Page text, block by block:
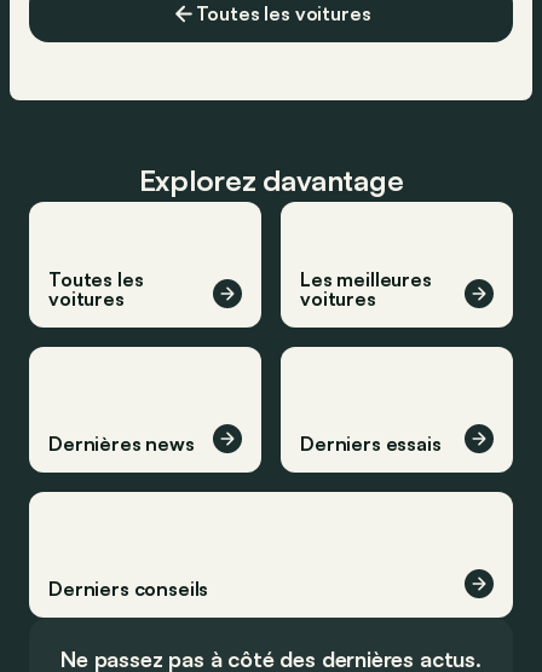
Toutes les voitures
Explorez davantage
Toutes les
voitures
Les meilleures
voitures
Dernières news Derniers essais
Derniers conseils
Ne passez pas à côté des dernières actus.